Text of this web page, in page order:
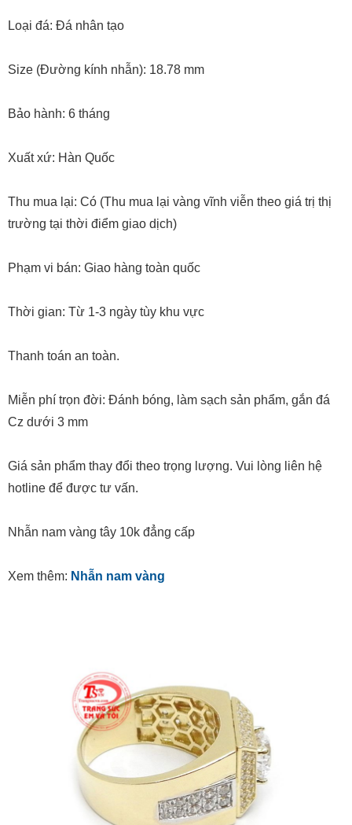
Loại đá: Đá nhân tạo
Size (Đường kính nhẫn): 18.78 mm
Bảo hành: 6 tháng
Xuất xứ: Hàn Quốc
Thu mua lại: Có (Thu mua lại vàng vĩnh viễn theo giá trị thị
trường tại thời điểm giao dịch)
Phạm vi bán: Giao hàng toàn quốc
Thời gian: Từ 1-3 ngày tùy khu vực
Thanh toán an toàn.
Miễn phí trọn đời: Đánh bóng, làm sạch sản phẩm, gắn đá
Cz dưới 3 mm
Giá sản phẩm thay đổi theo trọng lượng. Vui lòng liên hệ
hotline để được tư vấn.
Nhẫn nam vàng tây 10k đẳng cấp
Xem thêm: Nhẫn nam vàng